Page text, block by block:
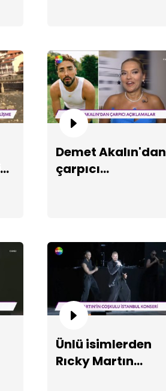
Ekin Koç'un portresi!
manzaraları!
Bergüzar Korel'in İstanbul
Demet Akalın'dan
çarpıcı
Ünlü isimlerden
Rıcky Martın